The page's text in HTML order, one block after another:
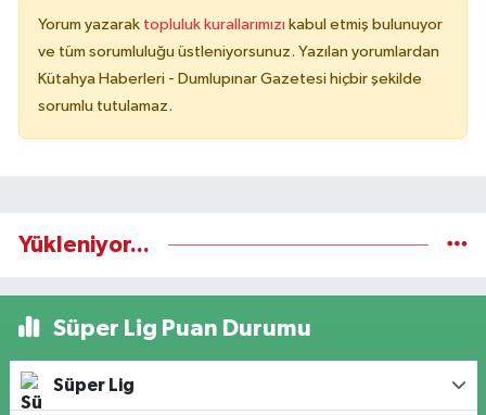
Yorum yazarak topluluk kurallarımızı kabul etmiş bulunuyor
ve tüm sorumluluğu üstleniyorsunuz. Yazılan yorumlardan
Kütahya Haberleri - Dumlupınar Gazetesi hiçbir şekilde
sorumlu tutulamaz.
Yükleniyor...
Süper Lig Puan Durumu
Süper Lig